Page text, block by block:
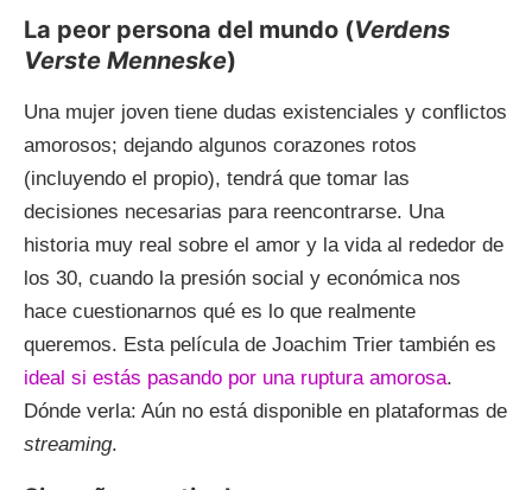
La peor persona del mundo (Verdens
Verste Menneske)
Una mujer joven tiene dudas existenciales y conflictos
amorosos; dejando algunos corazones rotos
(incluyendo el propio), tendrá que tomar las
decisiones necesarias para reencontrarse. Una
historia muy real sobre el amor y la vida al rededor de
los 30, cuando la presión social y económica nos
hace cuestionarnos qué es lo que realmente
queremos. Esta película de Joachim Trier también es
ideal si estás pasando por una ruptura amorosa.
Dónde verla: Aún no está disponible en plataformas de
streaming.